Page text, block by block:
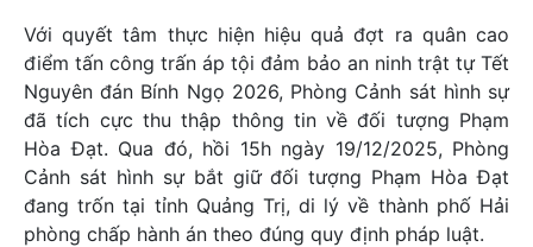
Với quyết tâm thực hiện hiệu quả đợt ra quân cao
điểm tấn công trấn áp tội đảm bảo an ninh trật tự Tết
Nguyên đán Bính Ngọ 2026, Phòng Cảnh sát hình sự
đã tích cực thu thập thông tin về đối tượng Phạm
Hòa Đạt. Qua đó, hồi 15h ngày 19/12/2025, Phòng
Cảnh sát hình sự bắt giữ đối tượng Phạm Hòa Đạt
đang trốn tại tỉnh Quảng Trị, di lý về thành phố Hải
phòng chấp hành án theo đúng quy định pháp luật.